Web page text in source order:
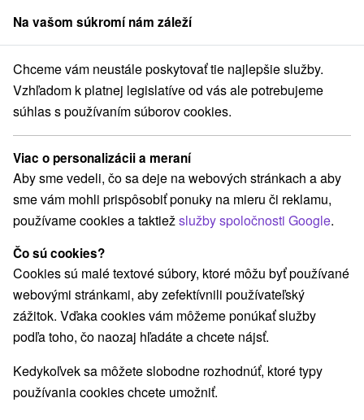
člen skupinySorger
Atrakcie na Slovensku Technické pamiatky Veporské vrchy
Technické pamiatky vo Veporských
vrchoch
Kategórie
Všetky kategórie
Jaskyne(2)
Adrenalinové atrakcie
Múzeá a galérie(1) Štíty(5) Atrakcie pre deti(4)
Technické pamiatky(3)
Vyhliadkové veže a chodníky(1) Šport(1)
Skanzeny(1) Horské chaty(3) Lyžiarske strediská
Amfiteátre a kiná v prírode(1)
Túry a turistické chodníky(4)
Na vašom súkromí nám záleží
Chceme vám neustále poskytovať tie najlepšie služby.
Vzhľadom k platnej legislatíve od vás ale potrebujeme
súhlas s používaním súborov cookies.
Viac o personalizácii a meraní
Aby sme vedeli, čo sa deje na webových stránkach a aby
sme vám mohli prispôsobiť ponuky na mieru či reklamu,
používame cookies a taktiežslužby spoločnosti Google.
Čo sú cookies?
Cookies sú malé textové súbory, ktoré môžu byť používané
webovými stránkami, aby zefektívnili používateľský
zážitok. Vďaka cookies vám môžeme ponúkať služby
podľa toho, čo naozaj hľadáte a chcete nájsť.
Kedykoľvek sa môžete slobodne rozhodnúť, ktoré typy
používania cookies chcete umožniť.